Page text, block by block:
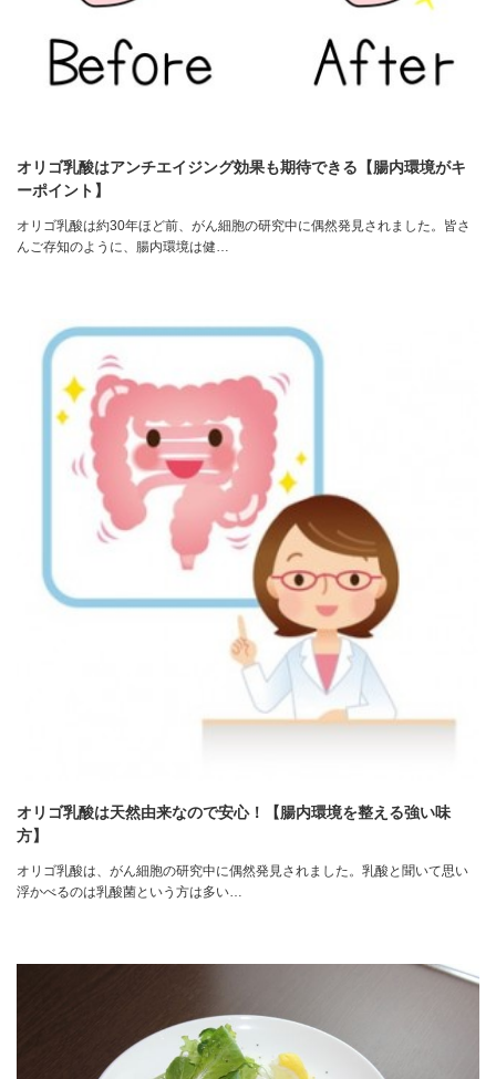
オリゴ乳酸はアンチエイジング効果も期待できる【腸内環境がキ
ーポイント】
オリゴ乳酸は約30年ほど前、がん細胞の研究中に偶然発見されました。皆さ
んご存知のように、腸内環境は健…
オリゴ乳酸は天然由来なので安心！【腸内環境を整える強い味
方】
オリゴ乳酸は、がん細胞の研究中に偶然発見されました。乳酸と聞いて思い
浮かべるのは乳酸菌という方は多い…